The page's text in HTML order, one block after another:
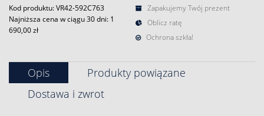
Kod produktu: VR42-592C763
Najniższa cena w ciągu 30 dni: 1
690,00 zł
Zapakujemy Twój prezent
Oblicz ratę
Ochrona szkła!
Opis
Produkty powiązane
Dostawa i zwrot